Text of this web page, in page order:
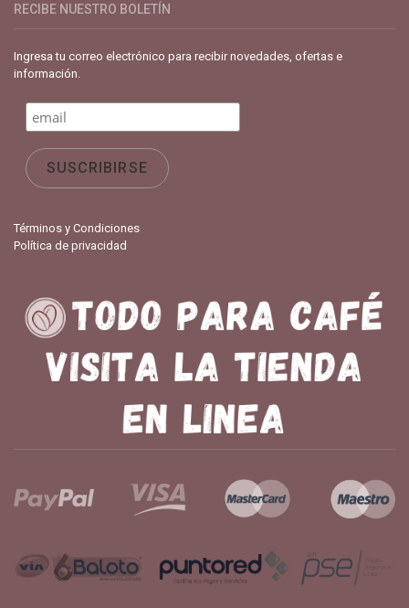
RECIBE NUESTRO BOLETÍN
Ingresa tu correo electrónico para recibir novedades, ofertas e
información.
Términos y Condiciones
Política de privacidad